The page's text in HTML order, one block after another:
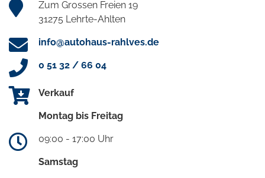
Zum Grossen Freien 19
31275 Lehrte-Ahlten
info@autohaus-rahlves.de
0 51 32 / 66 04
Verkauf
Montag bis Freitag
09:00 - 17:00 Uhr
Samstag